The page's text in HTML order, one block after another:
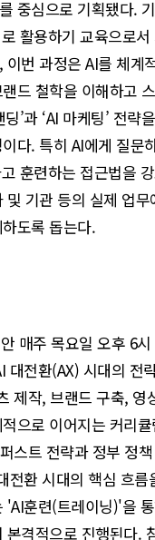
중심으로 기획됐다.
활용하기 교육으로
이번 과정은 AI를 체계
드 철학을 이해하고
’과 ‘AI 마케팅’ 전략
다. 특히 AI에게 질문
훈련하는 접근법을
및 기관 등의 실제 업
도록 돕는다.
매주 목요일 오후 6
대전환(AX) 시대의 전
제작, 브랜드 구축, 영
으로 이어지는 커리
스트 전략과 정부 정
전환 시대의 핵심 흐름
'AI훈련(트레이닝)'을
본격적으로 진행된다.